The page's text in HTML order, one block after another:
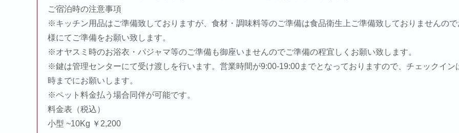
ご宿泊時の注意事項
※キッチン用品はご準備致しておりますが、食材・調味料等のご準備は食品衛生上ご準備致しておりませんの
様にてご準備をお願い致します。
※オヤスミ時のお浴衣・パジャマ等のご準備も御座いませんのでご準備の程宜しくお願い致します。
※鍵は管理センターにて受け渡しを行います。営業時間が9:00-19:00までとなっておりますので、チェックイン
時までにお願いします。
※ペット料金払う場合同伴が可能です。
料金表（税込）
小型 ~10Kg ￥2,200